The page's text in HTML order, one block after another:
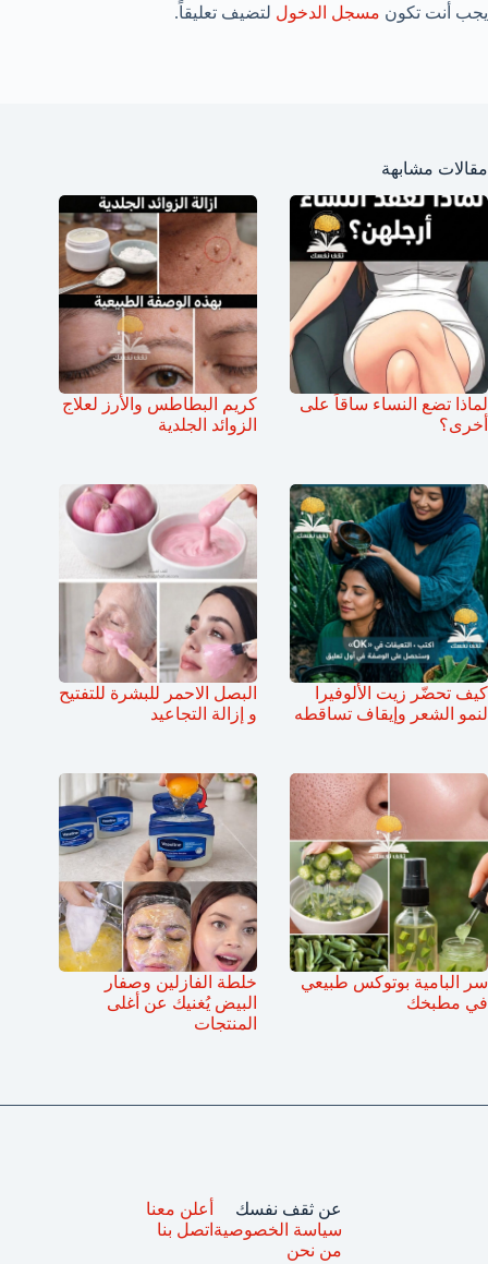
يجب أنت تكون مسجل الدخول لتضيف تعليقاً.
مقالات مشابهة
لماذا تضع النساء ساقاً على
أخرى؟
كريم البطاطس والأرز لعلاج
الزوائد الجلدية
كيف تحضّر زيت الألوفيرا
لنمو الشعر وإيقاف تساقطه
البصل الاحمر للبشرة للتفتيح
و إزالة التجاعيد
سر البامية بوتوكس طبيعي
في مطبخك
خلطة الفازلين وصفار
البيض يُغنيك عن أغلى
المنتجات
عن ثقف نفسك
سياسة الخصوصية
من نحن
أعلن معنا
اتصل بنا